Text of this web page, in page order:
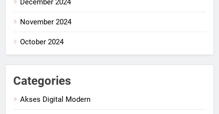
December 2024
November 2024
October 2024
Categories
Akses Digital Modern